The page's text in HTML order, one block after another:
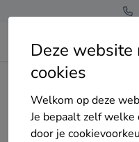
Deze website
cookies
Welkom op deze
Je bepaalt zelf
door je
Home Bedrijven overzicht